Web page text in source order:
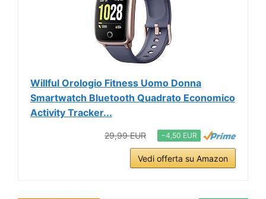
Willful Orologio Fitness Uomo Donna
Smartwatch Bluetooth Quadrato Economico
Activity Tracker...
29,99 EUR −4,50 EUR
Vedi offerta su Amazon